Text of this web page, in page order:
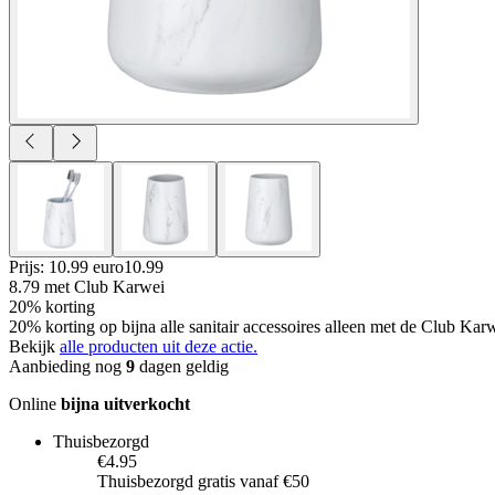
Prijs: 10.99 euro10.99
8.79 met Club Karwei
20% korting
20% korting op bijna alle sanitair accessoires alleen met de Club
Bekijk alle producten uit deze actie.
Aanbieding nog 9 dagen geldig
Online bijna uitverkocht
Thuisbezorgd
€4.95
Thuisbezorgd gratis vanaf €50